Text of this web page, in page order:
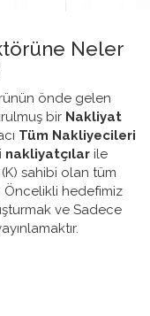
Neler
önde gelen
bir Nakliyat
Tüm Nakliyecileri
nakliyatçılarile
(K) sahibi olan tüm
Öncelikli hedefimiz
ve Sadece